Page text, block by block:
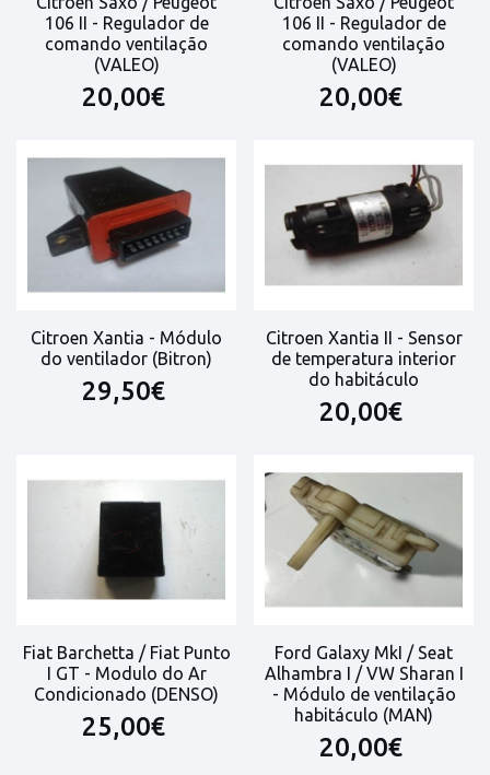
106 II - Regulador de
comando ventilação
(VALEO)
20,00€
106 II - Regulador de
comando ventilação
(VALEO)
20,00€
Citroen Xantia - Módulo
do ventilador (Bitron)
29,50€
Citroen Xantia II - Sensor
de temperatura interior
do habitáculo
20,00€
Fiat Barchetta / Fiat Punto
I GT - Modulo do Ar
Condicionado (DENSO)
25,00€
Ford Galaxy MkI / Seat
Alhambra I / VW Sharan I
- Módulo de ventilação
habitáculo (MAN)
20,00€